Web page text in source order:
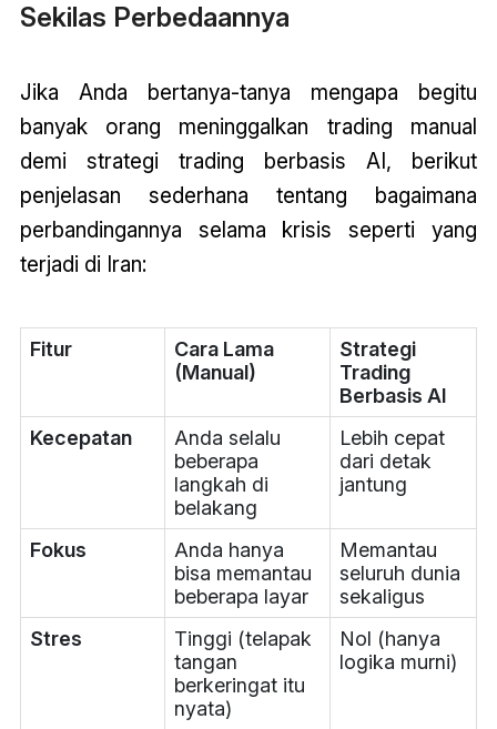
Sekilas Perbedaannya
Jika Anda bertanya-tanya mengapa begitu
banyak orang meninggalkan trading manual
demi strategi trading berbasis AI, berikut
penjelasan sederhana tentang bagaimana
perbandingannya selama krisis seperti yang
terjadi di Iran:
Fitur
Cara Lama
(Manual)
Strategi
Trading
Berbasis AI
Kecepatan
Anda selalu
beberapa
langkah di
belakang
Lebih cepat
dari detak
jantung
Fokus
Anda hanya
bisa memantau
beberapa layar
Memantau
seluruh dunia
sekaligus
Stres
Tinggi (telapak
tangan
berkeringat itu
nyata)
Nol (hanya
logika murni)